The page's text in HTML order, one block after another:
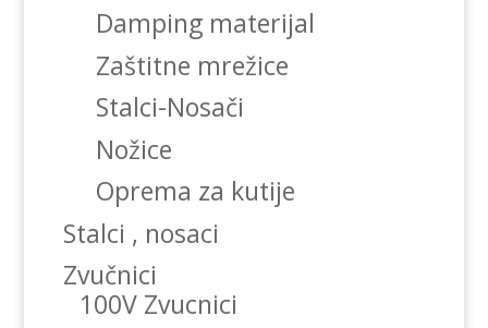
Damping materijal
Zaštitne mrežice
Stalci-Nosači
Nožice
Oprema za kutije
Stalci , nosaci
Zvučnici
100V Zvucnici